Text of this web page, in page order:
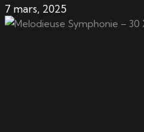
7 mars, 2025